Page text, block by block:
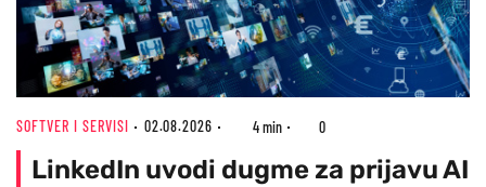
SOFTVER I SERVISI 02.08.2026 4 min 0
LinkedIn uvodi dugme za prijavu AI